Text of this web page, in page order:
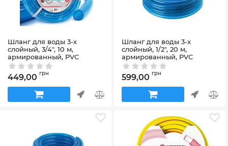
Шланг для воды 3-х
слойный, 3/4", 10 м,
армированный, PVC
INTERTOOL GE-4071
Артикул: GE-4071
449,00 грн
Шланг для воды 3-х
слойный, 1/2", 20 м,
армированный, PVC
INTERTOOL GE-4053
Артикул:GE-4053
599,00 грн